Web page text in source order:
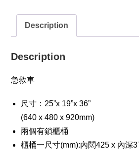
Description
Description
急救車
尺寸：25”x 19”x 36”
(640 x 480 x 920mm)
兩個有鎖櫃桶
櫃桶一尺寸(mm):內闊425 x 內深